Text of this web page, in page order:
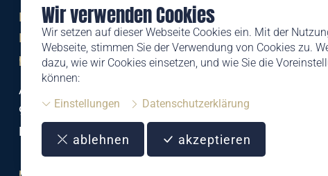
Wir verwenden Cookies
Wir setzen auf dieser Webseite Cookies ein. Mit der
Webseite, stimmen Sie der Verwendung von Cookies zu.
dazu, wie wir Cookies einsetzen, und wie Sie die
können:
Einstellungen
Datenschutzerklärung
ablehnen akzeptieren
Eine Marke der
Liechtensteinischen Post AG
post.li
Alte Zollstrasse 11
9494 Schaan
Liechtenstein
T +423 399 44 66
philatelie@post.li